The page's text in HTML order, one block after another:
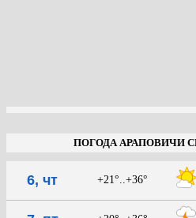
ПОГОДА АРАПОВИЧИ
6, чт +21°..+36°